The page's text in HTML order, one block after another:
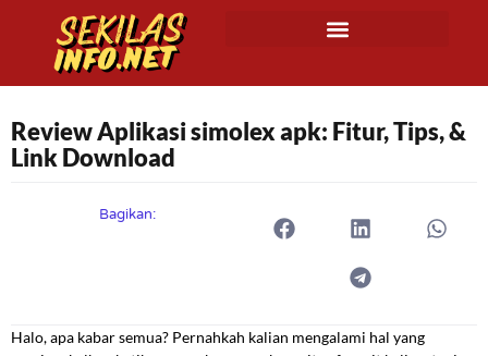
Review Aplikasi simolex apk: Fitur, Tips, &
Link Download
Bagikan:
Halo, apa kabar semua? Pernahkah kalian mengalami hal yang